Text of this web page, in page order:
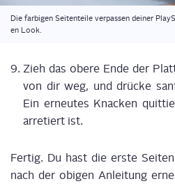
Die far­bi­gen Sei­ten­tei­le ver­pas­sen dei­ner
en Look.
Zieh das obe­re Ende der
von dir weg, und drü­cke
Ein erneu­tes Kna­cken
arre­tiert ist.
Fer­tig. Du hast die ers­te
nach der obi­gen Anlei­tung